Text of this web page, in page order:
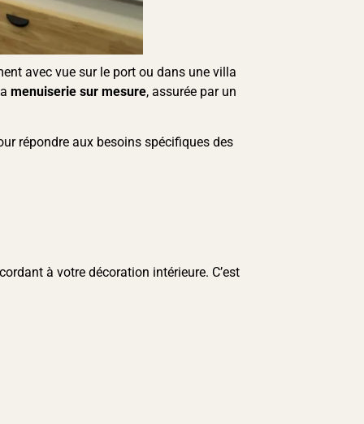
avec vue sur le port ou dans une villa
menuiserie sur mesure, assurée par un
répondre aux besoins spécifiques des
à votre décoration intérieure. C’est